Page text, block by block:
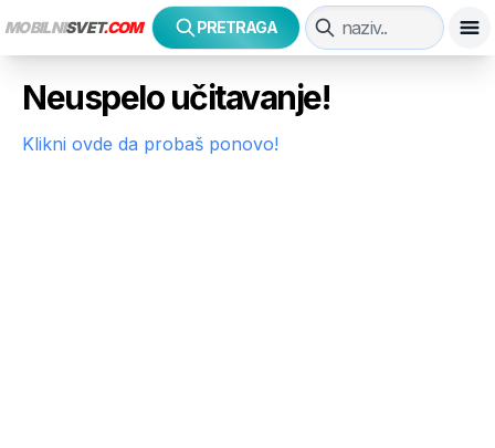
MOBILNISVET.COM PRETRAGA
Neuspelo učitavanje!
Klikni ovde da probaš ponovo!